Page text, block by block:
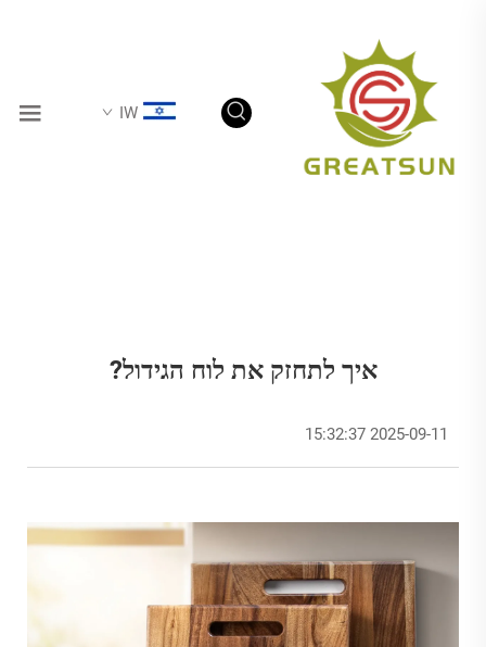
IW
איך לתחזק את לוח הגידול?
2025-09-11 15:32:37